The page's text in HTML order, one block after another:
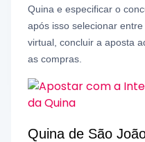
Quina e especificar o
após isso selecionar
virtual, concluir a aposta
as compras.
Quina de São